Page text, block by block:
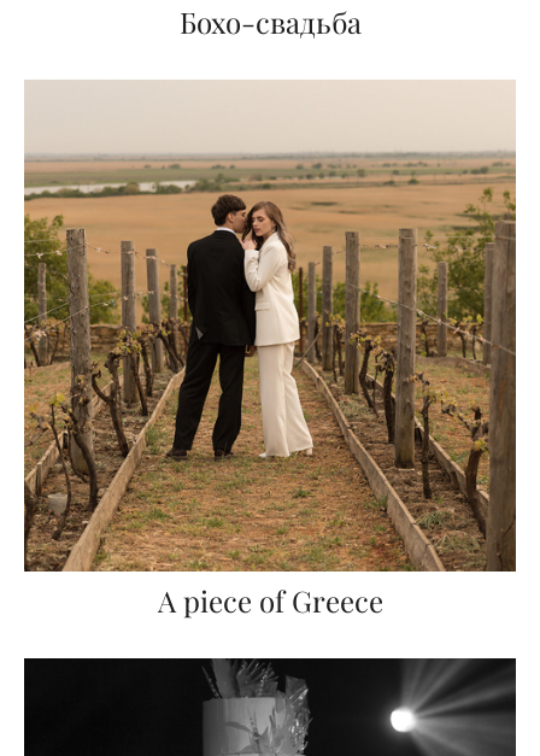
Бохо-свадьба
A piece of Greece